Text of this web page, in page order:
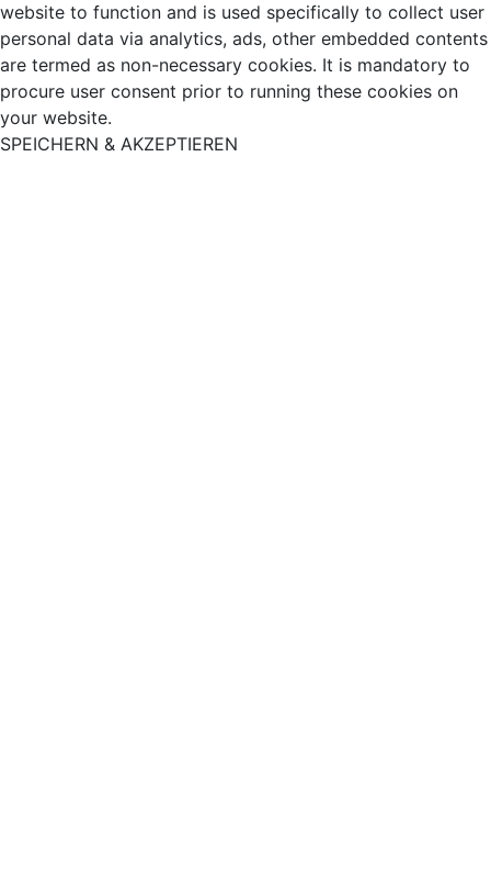
website to function and is used specifically to collect user
personal data via analytics, ads, other embedded contents
are termed as non-necessary cookies. It is mandatory to
procure user consent prior to running these cookies on
your website.
SPEICHERN & AKZEPTIEREN